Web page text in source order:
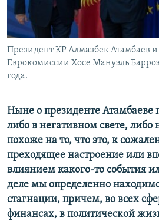
Президент КР Алмазбек Атамбаев и
Еврокомиссии Хосе Мануэль
года.
Ныне о президенте Атамбаеве
либо в негативном свете, либо
похоже на то, что это, к
преходящее настроение или
влиянием какого-то события
деле мы определенно
стагнации, причем, во всех
финансах, в политической